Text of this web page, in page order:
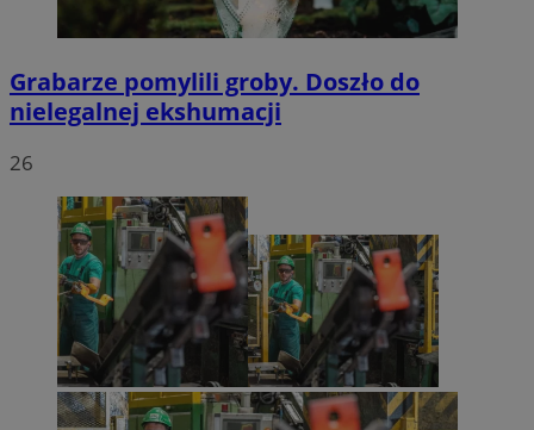
Grabarze pomylili groby. Doszło do
nielegalnej ekshumacji
26